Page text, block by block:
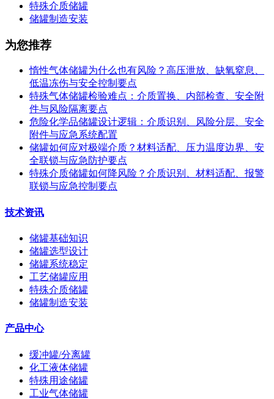
特殊介质储罐
储罐制造安装
为您推荐
惰性气体储罐为什么也有风险？高压泄放、缺氧窒息、
低温冻伤与安全控制要点
特殊气体储罐检验难点：介质置换、内部检查、安全附
件与风险隔离要点
危险化学品储罐设计逻辑：介质识别、风险分层、安全
附件与应急系统配置
储罐如何应对极端介质？材料适配、压力温度边界、安
全联锁与应急防护要点
特殊介质储罐如何降风险？介质识别、材料适配、报警
联锁与应急控制要点
技术资讯
储罐基础知识
储罐选型设计
储罐系统稳定
工艺储罐应用
特殊介质储罐
储罐制造安装
产品中心
缓冲罐/分离罐
化工液体储罐
特殊用途储罐
工业气体储罐